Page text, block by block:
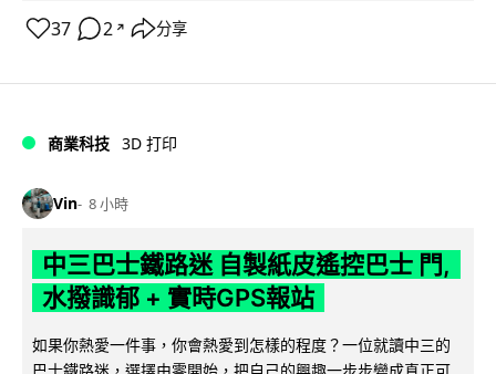
37 2 ↗ 分享
商業科技 3D 打印
Vin 8 小時
中三巴士鐵路迷 自製紙皮遙控巴士 門,
水撥識郁 + 實時GPS報站
如果你熱愛一件事，你會熱愛到怎樣的程度？一位就讀中三的
巴士鐵路迷，選擇由零開始，把自己的興趣一步步變成真正可